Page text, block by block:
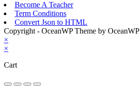
Become A Teacher
Term Conditions
Convert Json to HTML
Copyright - OceanWP Theme by OceanWP
×
×
Cart